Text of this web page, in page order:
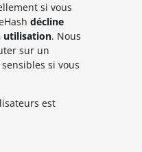
si vous
décline
utilisation. Nous
sur un
si vous
est